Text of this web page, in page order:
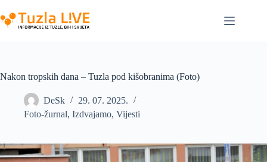
to
content
Nakon tropskih dana – Tuzla pod kišobranima (Foto)
DeSk
29. 07. 2025.
Foto-žurnal, Izdvajamo, Vijesti